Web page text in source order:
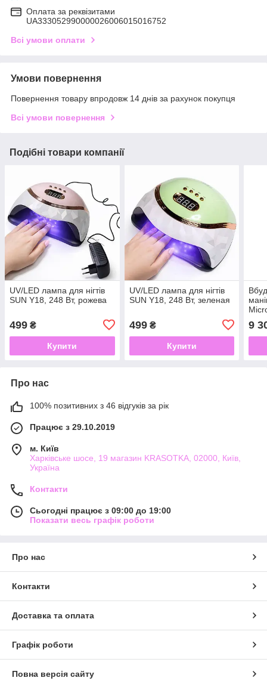
Оплата за реквізитами
UA333052990000026006015016752
Всі умови оплати
Умови повернення
Повернення товару впродовж 14 днів за рахунок покупця
Всі умови повернення
Подібні товари компанії
UV/LED лампа для нігтів
SUN Y18, 248 Вт, рожева
499 ₴
Купити
UV/LED лампа для нігтів
SUN Y18, 248 Вт, зеленая
499₴
Купити
9
Про нас
100% позитивних з 46 відгуків за рік
Працює з 29.10.2019
м. Київ
Харківське шосе, 19 магазин KRASOTKA, 02000, Київ,
Україна
Контакти
Сьогодні працює з 09:00 до 19:00
Показати весь графік роботи
Про нас
Контакти
Доставка та оплата
Графік роботи
Повна версія сайту